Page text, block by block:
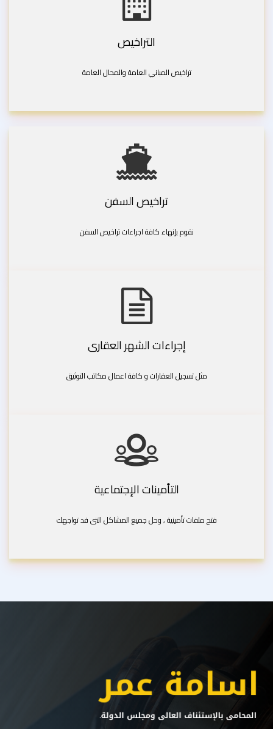
التراخيص
تراخيص المباني العامة والمحال العامة
تراخيص السفن
نقوم بإنهاء كافة اجراءات تراخيص السفن
إجراءات الشهر العقارى
مثل تسجيل العقارات و كافة اعمال مكاتب التوثيق
التأمينات الإجتماعية
فتح ملفات تأمينية , وحل جميع المشاكل التى قد تواجهك